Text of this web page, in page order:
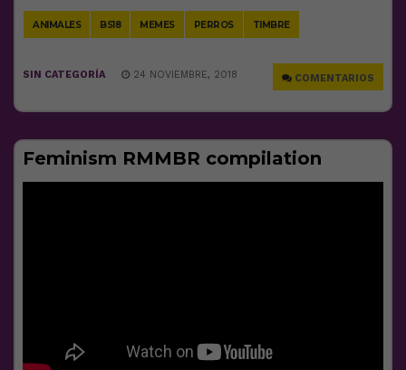
ANIMALES BS18 MEMES PERROS TIMBRE
COMENTARIOS
SIN CATEGORÍA 24 NOVIEMBRE, 2018
Feminism RMMBR compilation